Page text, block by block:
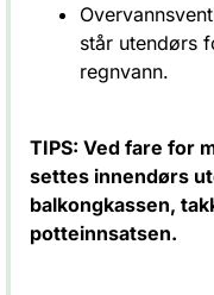
står utendørs
regnvann.
TIPS: Ved fare for
settes innendørs
balkongkassen,
potteinnsatsen.